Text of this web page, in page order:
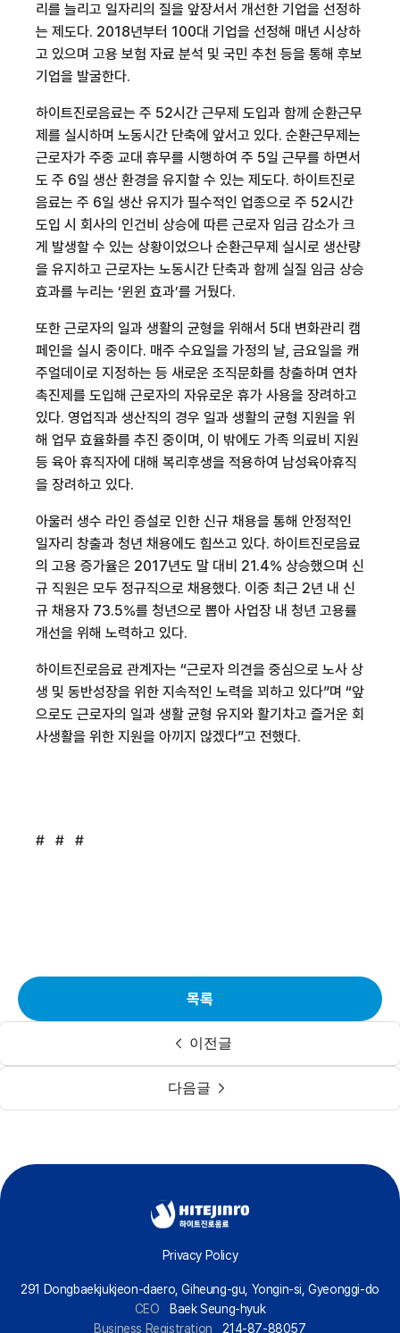
리를 늘리고 일자리의 질을 앞장서서 개선한 기업을 선정하
는 제도다. 2018년부터 100대 기업을 선정해 매년 시상하
고 있으며 고용 보험 자료 분석 및 국민 추천 등을 통해 후보
기업을 발굴한다.
하이트진로음료는 주 52시간 근무제 도입과 함께 순환근무
제를 실시하며 노동시간 단축에 앞서고 있다. 순환근무제는
근로자가 주중 교대 휴무를 시행하여 주 5일 근무를 하면서
도 주 6일 생산 환경을 유지할 수 있는 제도다. 하이트진로
음료는 주 6일 생산 유지가 필수적인 업종으로 주 52시간
도입 시 회사의 인건비 상승에 따른 근로자 임금 감소가 크
게 발생할 수 있는 상황이었으나 순환근무제 실시로 생산량
을 유지하고 근로자는 노동시간 단축과 함께 실질 임금 상승
효과를 누리는 ‘윈윈 효과’를 거뒀다.
또한 근로자의 일과 생활의 균형을 위해서 5대 변화관리 캠
페인을 실시 중이다. 매주 수요일을 가정의 날, 금요일을 캐
주얼데이로 지정하는 등 새로운 조직문화를 창출하며 연차
촉진제를 도입해 근로자의 자유로운 휴가 사용을 장려하고
있다. 영업직과 생산직의 경우 일과 생활의 균형 지원을 위
해 업무 효율화를 추진 중이며 , 이 밖에도 가족 의료비 지원
등 육아 휴직자에 대해 복리후생을 적용하여 남성육아휴직
을 장려하고 있다.
아울러 생수 라인 증설로 인한 신규 채용을 통해 안정적인
일자리 창출과 청년 채용에도 힘쓰고 있다. 하이트진로음료
의 고용 증가율은 2017년도 말 대비 21.4% 상승했으며 신
규 직원은 모두 정규직으로 채용했다. 이중 최근 2년 내 신
규 채용자 73.5%를 청년으로 뽑아 사업장 내 청년 고용률
개선을 위해 노력하고 있다.
하이트진로음료 관계자는 “근로자 의견을 중심으로 노사 상
생 및 동반성장을 위한 지속적인 노력을 꾀하고 있다”며 “앞
으로도 근로자의 일과 생활 균형 유지와 활기차고 즐거운 회
사생활을 위한 지원을 아끼지 않겠다”고 전했다.
# # #
이전글
목록
다음글
Privacy Policy
291 Dongbaekjukjeon-daero, Giheung-gu, Yongin-si, Gyeonggi-do
CEO
Baek Seung-hyuk
Business Registration
214-87-88057